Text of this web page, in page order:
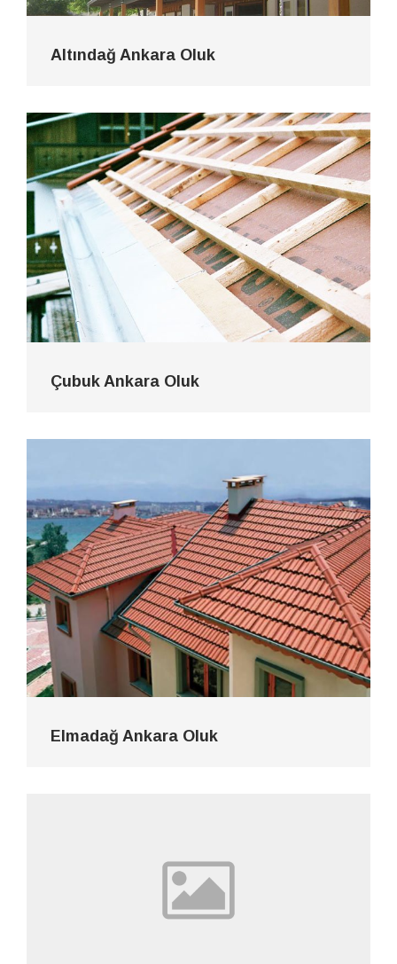
Altındağ Ankara Oluk
Çubuk Ankara Oluk
Elmadağ Ankara Oluk